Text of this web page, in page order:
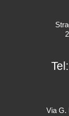
Tel:
Via G.